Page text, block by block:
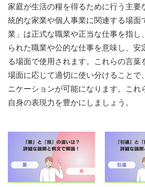
家庭が生活の糧を得るために行う主要
統的な家業や個人事業に関連する場面
業」は正式な職業や正当な仕事を指し
られた職業や公的な仕事を意味し、安
る場面で使用されます。これらの言葉
場面に応じて適切に使い分けることで
ニケーションが可能になります。これ
自身の表現力を豊かにしましょう。